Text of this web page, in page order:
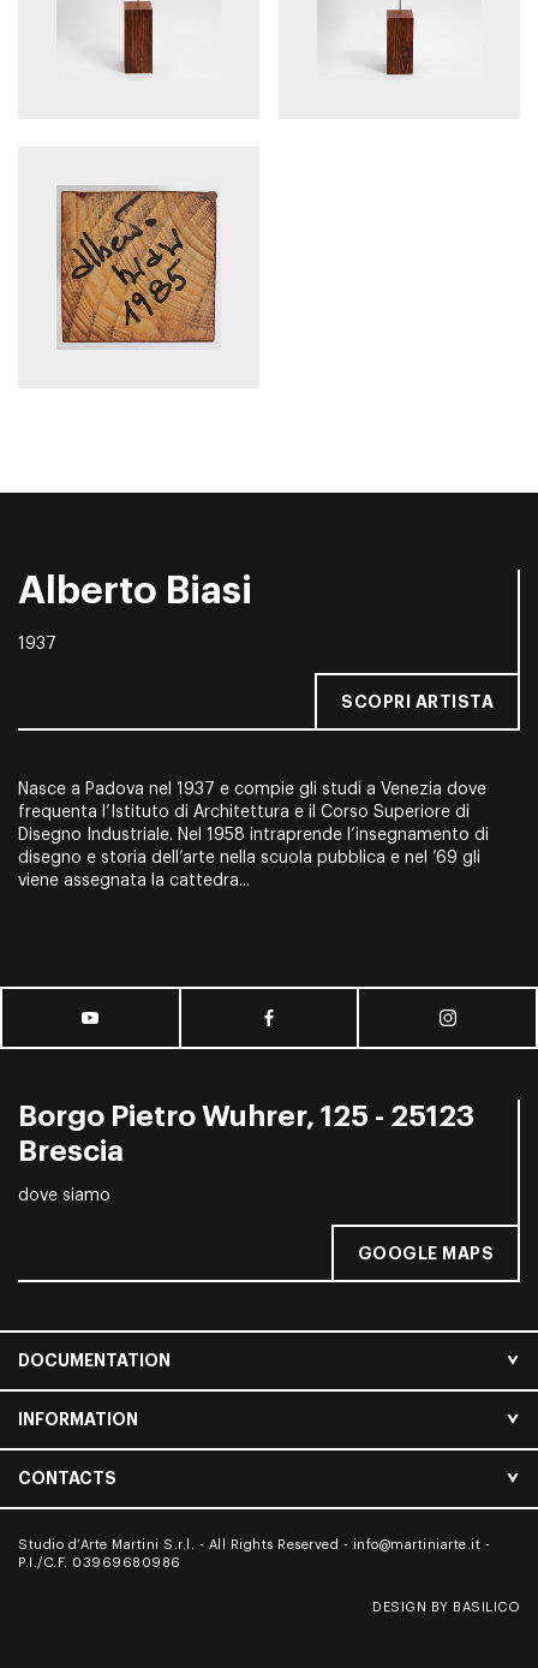
Alberto Biasi
1937
SCOPRI ARTISTA
Nasce a Padova nel 1937 e compie gli studi a Venezia dove
frequenta l’Istituto di Architettura e il Corso Superiore di
Disegno Industriale. Nel 1958 intraprende l’insegnamento di
disegno e storia dell’arte nella scuola pubblica e nel ’69 gli
viene assegnata la cattedra...
Borgo Pietro Wuhrer, 125 - 25123
Brescia
dove siamo
GOOGLE MAPS
DOCUMENTATION
INFORMATION
CONTACTS
Studio d’Arte Martini S.r.l. - All Rights Reserved - info@martiniarte.it -
P.I./C.F. 03969680986
DESIGN BY BASILICO